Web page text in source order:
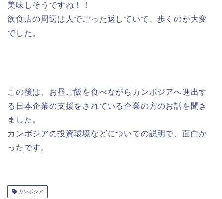
美味しそうですね！！
飲食店の周辺は人でごった返していて、歩くのが大変
でした。
この後は、お昼ご飯を食べながらカンボジアへ進出す
る日本企業の支援をされている企業の方のお話を聞き
ました。
カンボジアの投資環境などについての説明で、面白か
ったです。
カンボジア